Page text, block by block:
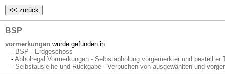
BSP
vormerkungen wurde gefunden in:
- BSP - Erdgeschoss
- Abholregal Vormerkungen - Selbstabholung vorgemerkter und bestellter
- Selbstausleihe und Rückgabe - Verbuchen von ausgewählten und